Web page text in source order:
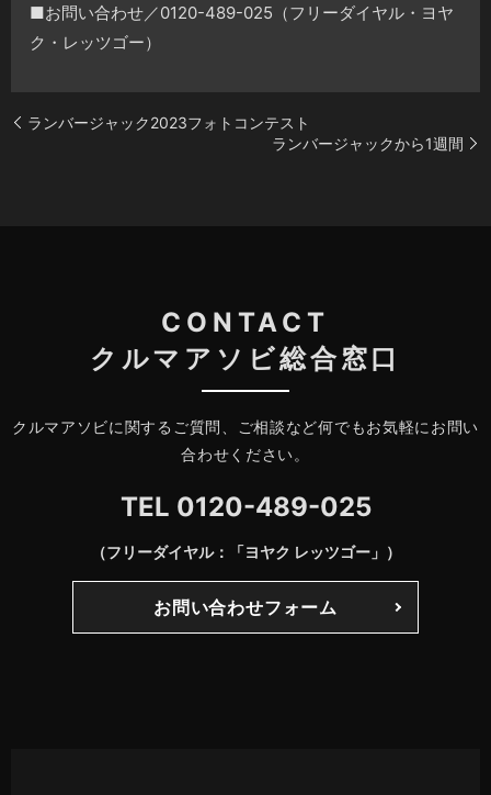
■お問い合わせ／0120-489-025（フリーダイヤル・ヨヤ
ク・レッツゴー）
ランバージャック2023フォトコンテスト
ランバージャックから1週間
CONTACT
クルマアソビ総合窓口
クルマアソビに関するご質問、ご相談など何でもお気軽にお問い
合わせください。
TEL 0120-489-025
（フリーダイヤル：「ヨヤク レッツゴー」）
お問い合わせフォーム